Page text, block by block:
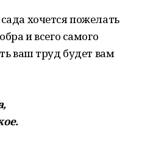
хочется пожелать
и всего самого
ваш труд будет вам